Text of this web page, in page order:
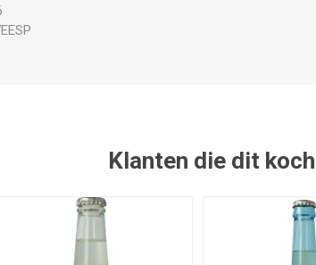
Klanten die dit